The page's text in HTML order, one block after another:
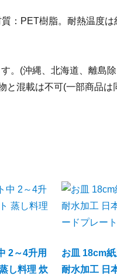
：PET樹脂。耐熱温度は
。(沖縄、北海道、離島
と混載は不可(一部商品は
2～4升用
し料理 炊
お皿 18cm
耐水加工 日